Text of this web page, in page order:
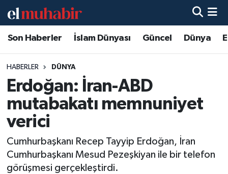
Son Haberler İslam Dünyası Güncel Dünya
HABERLER DÜNYA
Erdoğan: İran-ABD
mutabakatı memnuniyet
verici
Cumhurbaşkanı Recep Tayyip Erdoğan, İran
Cumhurbaşkanı Mesud Pezeşkiyan ile bir telefon
görüşmesi gerçekleştirdi.
Hava Durumu
Trafik Durumu
Süper Lig Puan Durumu ve Fikstür
Tüm Manşetler
Son Dakika Haberleri
Haber Arşivi